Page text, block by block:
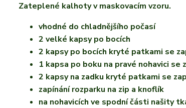
Zateplené kalhoty v maskovacím vzoru.
vhodné do chladnějšího počasí
2 velké kapsy po bocích
2 kapsy po bocích kryté patkami se
1 kapsa po boku na pravé nohavici se
2 kapsy na zadku kryté patkami se
zapínání rozparku na zip a knoflík
na nohavicích ve spodní části našity